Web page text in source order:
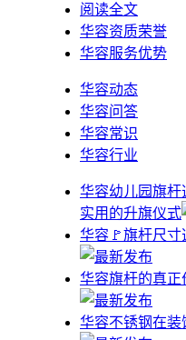
阅读全文
华容资质荣誉
华容服务优势
华容动态
华容问答
华容常识
华容行业
华容幼儿园旗杆
实用的升旗仪式
华容🚩旗杆尺寸
华容旗杆的真正
华容不锈钢在装